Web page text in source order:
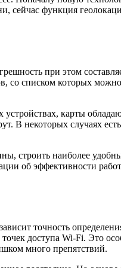
сейчас функция
при этом
со списком которых
карты
В некоторых случаях
строить наиболее
об эффективности
точность
доступа Wi-Fi. Это
много препятствий.